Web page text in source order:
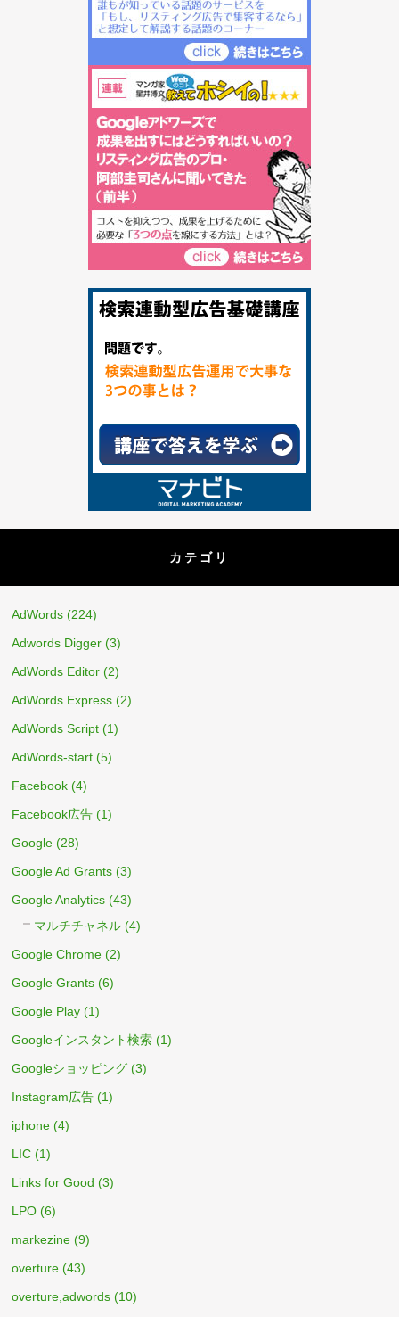
カテゴリ
AdWords (224)
Adwords Digger (3)
AdWords Editor (2)
AdWords Express (2)
AdWords Script (1)
AdWords-start (5)
Facebook (4)
Facebook広告 (1)
Google (28)
Google Ad Grants (3)
Google Analytics (43)
マルチチャネル (4)
Google Chrome (2)
Google Grants (6)
Google Play (1)
Googleインスタント検索 (1)
Googleショッピング (3)
Instagram広告 (1)
iphone (4)
LIC (1)
Links for Good (3)
LPO (6)
markezine (9)
overture (43)
overture,adwords (10)